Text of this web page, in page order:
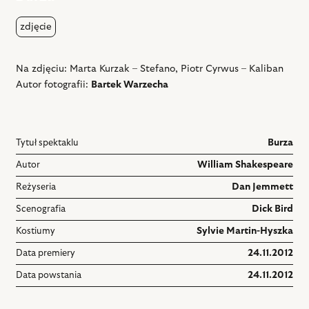
zdjęcie
Na zdjęciu: Marta Kurzak – Stefano, Piotr Cyrwus – Kaliban
Autor fotografii: Bartek Warzecha
Tytuł spektaklu Burza
Autor William Shakespeare
Reżyseria Dan Jemmett
Scenografia Dick Bird
Kostiumy Sylvie Martin-Hyszka
Data premiery 24.11.2012
Data powstania 24.11.2012